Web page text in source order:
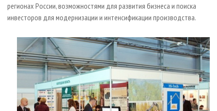
регионах России, возможностями для развития бизнеса и поиска
инвесторов для модернизации и интенсификации производства.